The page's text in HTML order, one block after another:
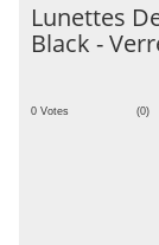
Lunettes
Black -
0 Votes (0)